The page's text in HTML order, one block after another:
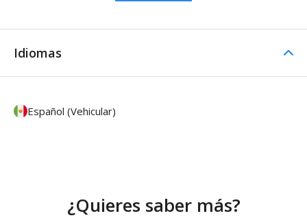
Idiomas
Español (Vehicular)
¿Quieres saber más?